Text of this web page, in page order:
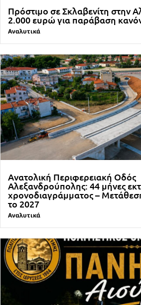
Πρόστιμο σε Σκλαβενίτη στην
2.000 ευρώ για παράβαση
Αναλυτικά
Ανατολική Περιφερειακή Οδός
Αλεξανδρούπολης: 44 μήνες
χρονοδιαγράμματος –
το 2027
Αναλυτικά